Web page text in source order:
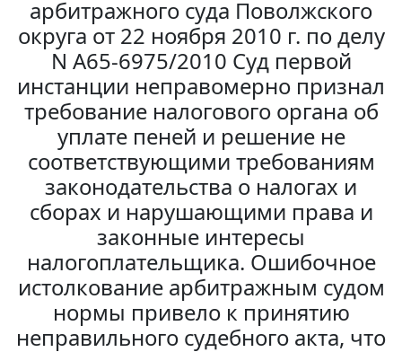
арбитражного суда Поволжского
округа от 22 ноября 2010 г. по делу
N А65-6975/2010 Суд первой
инстанции неправомерно признал
требование налогового органа об
уплате пеней и решение не
соответствующими требованиям
законодательства о налогах и
сборах и нарушающими права и
законные интересы
налогоплательщика. Ошибочное
истолкование арбитражным судом
нормы привело к принятию
неправильного судебного акта, что